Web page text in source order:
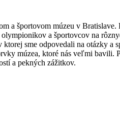
a športovom múzeu v
a športovcov na
sme odpovedali na otázky
múzea, ktoré nás veľmi bavili.
a pekných zážitkov.